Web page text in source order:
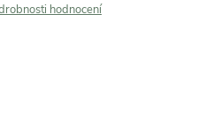
hodnocení